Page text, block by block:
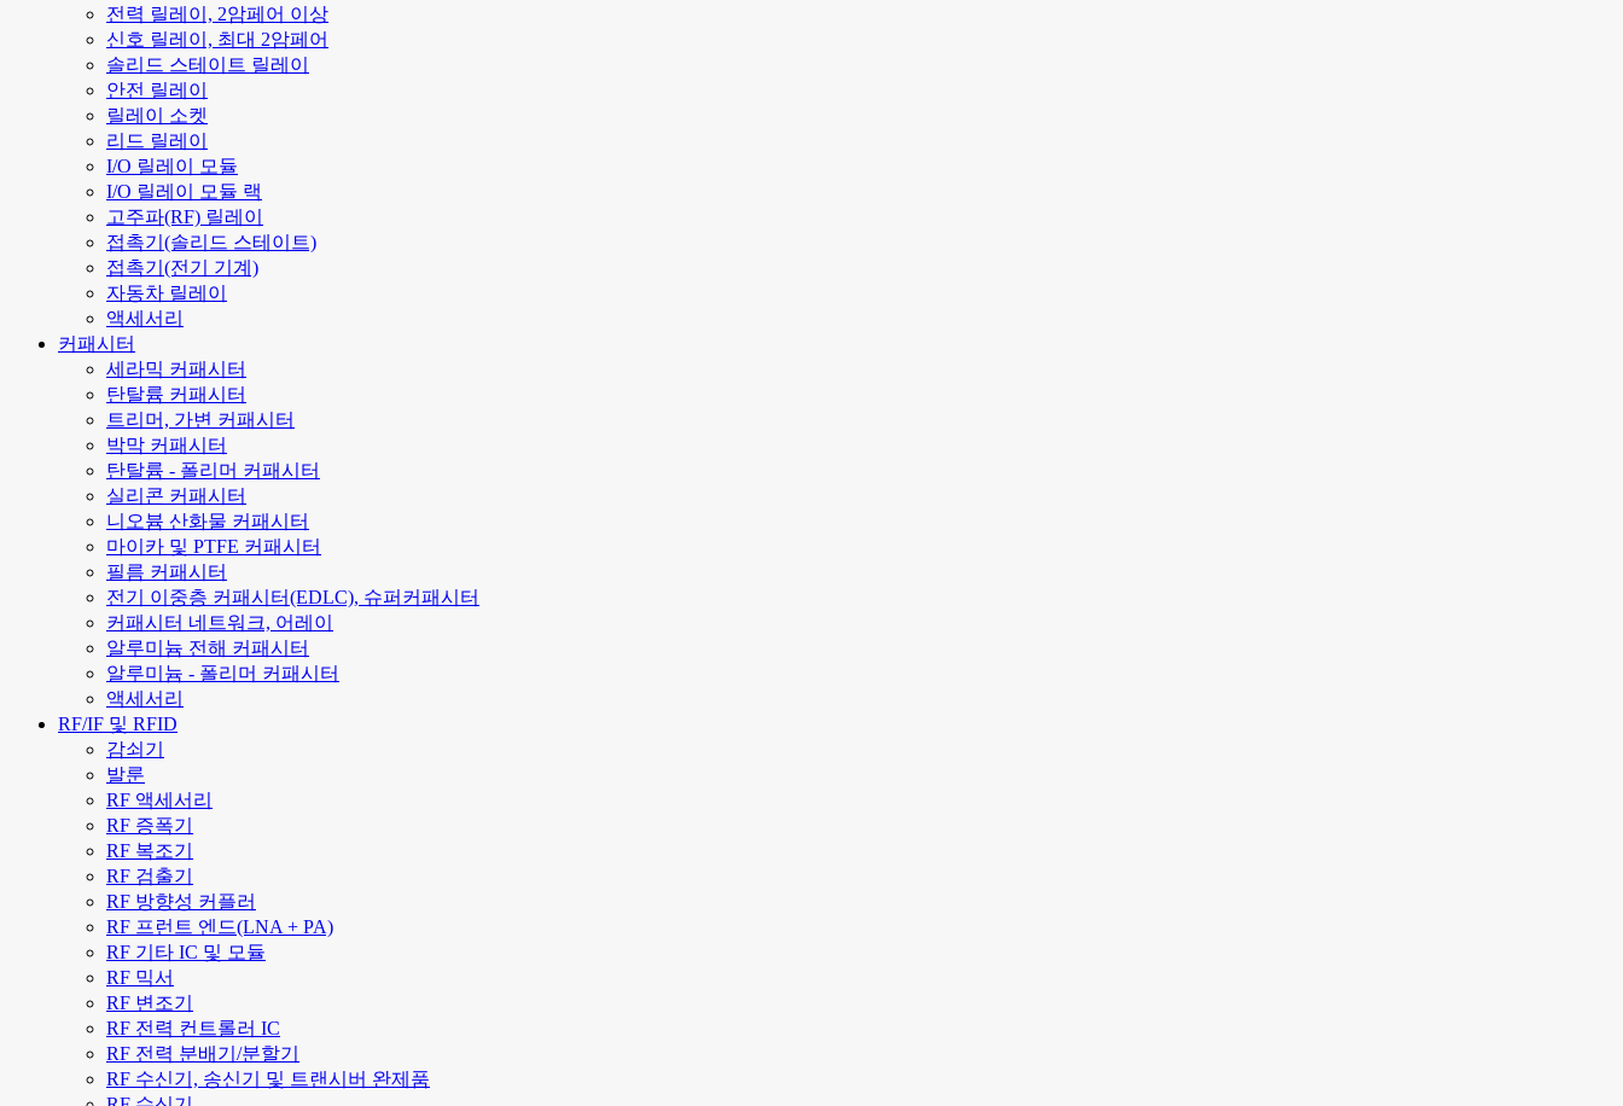
전력 릴레이, 2암페어 이상
신호 릴레이, 최대 2암페어
솔리드 스테이트 릴레이
안전 릴레이
릴레이 소켓
리드 릴레이
I/O 릴레이 모듈
I/O 릴레이 모듈 랙
고주파(RF) 릴레이
접촉기(솔리드 스테이트)
접촉기(전기 기계)
자동차 릴레이
액세서리
커패시터
세라믹 커패시터
탄탈륨 커패시터
트리머, 가변 커패시터
박막 커패시터
탄탈륨 - 폴리머 커패시터
실리콘 커패시터
니오븀 산화물 커패시터
마이카 및 PTFE 커패시터
필름 커패시터
전기 이중층 커패시터(EDLC), 슈퍼커패시터
커패시터 네트워크, 어레이
알루미늄 전해 커패시터
알루미늄 - 폴리머 커패시터
액세서리
RF/IF 및 RFID
감쇠기
발룬
RF 액세서리
RF 증폭기
RF 복조기
RF 검출기
RF 방향성 커플러
RF 프런트 엔드(LNA + PA)
RF 기타 IC 및 모듈
RF 믹서
RF 변조기
RF 전력 컨트롤러 IC
RF 전력 분배기/분할기
RF 수신기, 송신기 및 트랜시버 완제품